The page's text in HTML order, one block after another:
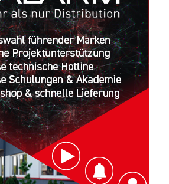
Search
for: